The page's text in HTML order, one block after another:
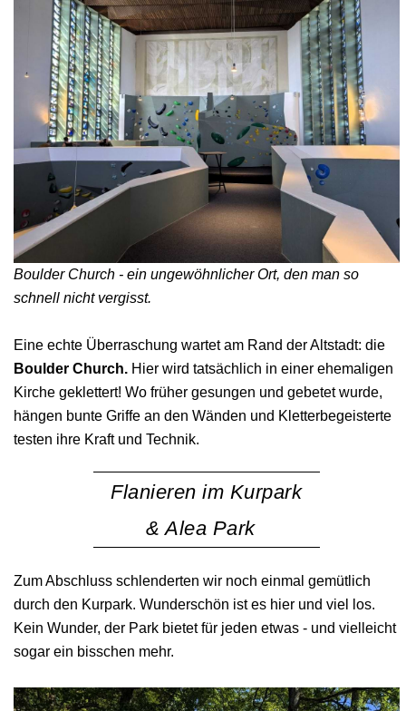
Boulder Church - ein ungewöhnlicher Ort, den man so
schnell nicht vergisst.
Eine echte Überraschung wartet am Rand der Altstadt: die
Boulder Church. Hier wird tatsächlich in einer ehemaligen
Kirche geklettert! Wo früher gesungen und gebetet wurde,
hängen bunte Griffe an den Wänden und Kletterbegeisterte
testen ihre Kraft und Technik.
Flanieren im Kurpark
& Alea Park
Zum Abschluss schlenderten wir noch einmal gemütlich
durch den Kurpark. Wunderschön ist es hier und viel los.
Kein Wunder, der Park bietet für jeden etwas - und vielleicht
sogar ein bisschen mehr.